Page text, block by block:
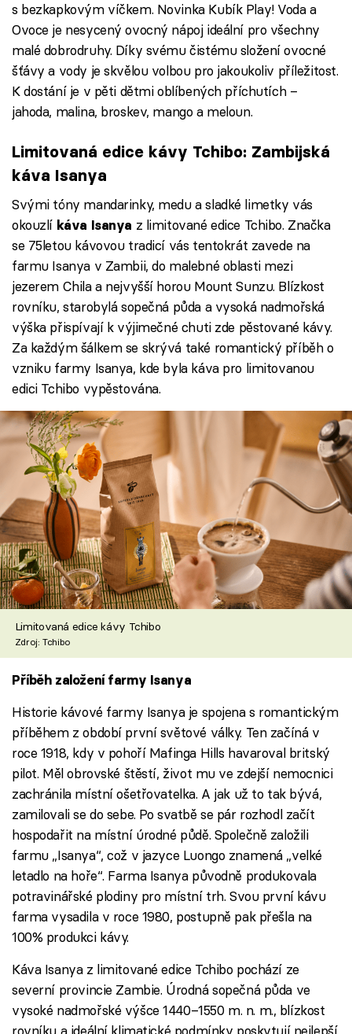
s bezkapkovým víčkem. Novinka Kubík Play! Voda a
Ovoce je nesycený ovocný nápoj ideální pro všechny
malé dobrodruhy. Díky svému čistému složení ovocné
šťávy a vody je skvělou volbou pro jakoukoliv příležitost.
K dostání je v pěti dětmi oblíbených příchutích –
jahoda, malina, broskev, mango a meloun.
Limitovaná edice kávy Tchibo: Zambijská
káva Isanya
Svými tóny mandarinky, medu a sladké limetky vás
okouzlí káva Isanya z limitované edice Tchibo. Značka
se 75letou kávovou tradicí vás tentokrát zavede na
farmu Isanya v Zambii, do malebné oblasti mezi
jezerem Chila a nejvyšší horou Mount Sunzu. Blízkost
rovníku, starobylá sopečná půda a vysoká nadmořská
výška přispívají k výjimečné chuti zde pěstované kávy.
Za každým šálkem se skrývá také romantický příběh o
vzniku farmy Isanya, kde byla káva pro limitovanou
edici Tchibo vypěstována.
Limitovaná edice kávy Tchibo
Zdroj: Tchibo
Příběh založení farmy Isanya
Historie kávové farmy Isanya je spojena s romantickým
příběhem z období první světové války. Ten začíná v
roce 1918, kdy v pohoří Mafinga Hills havaroval britský
pilot. Měl obrovské štěstí, život mu ve zdejší nemocnici
zachránila místní ošetřovatelka. A jak už to tak bývá,
zamilovali se do sebe. Po svatbě se pár rozhodl začít
hospodařit na místní úrodné půdě. Společně založili
farmu „Isanya“, což v jazyce Luongo znamená „velké
letadlo na hoře“. Farma Isanya původně produkovala
potravinářské plodiny pro místní trh. Svou první kávu
farma vysadila v roce 1980, postupně pak přešla na
100% produkci kávy.
Káva Isanya z limitované edice Tchibo pochází ze
severní provincie Zambie. Úrodná sopečná půda ve
vysoké nadmořské výšce 1440–1550 m. n. m., blízkost
rovníku a ideální klimatické podmínky poskytují nejlepší